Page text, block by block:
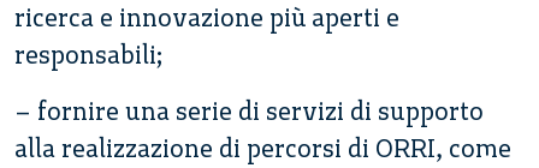
ricerca e innovazione più aperti e
responsabili;
– fornire una serie di servizi di supporto
alla realizzazione di percorsi di ORRI, come